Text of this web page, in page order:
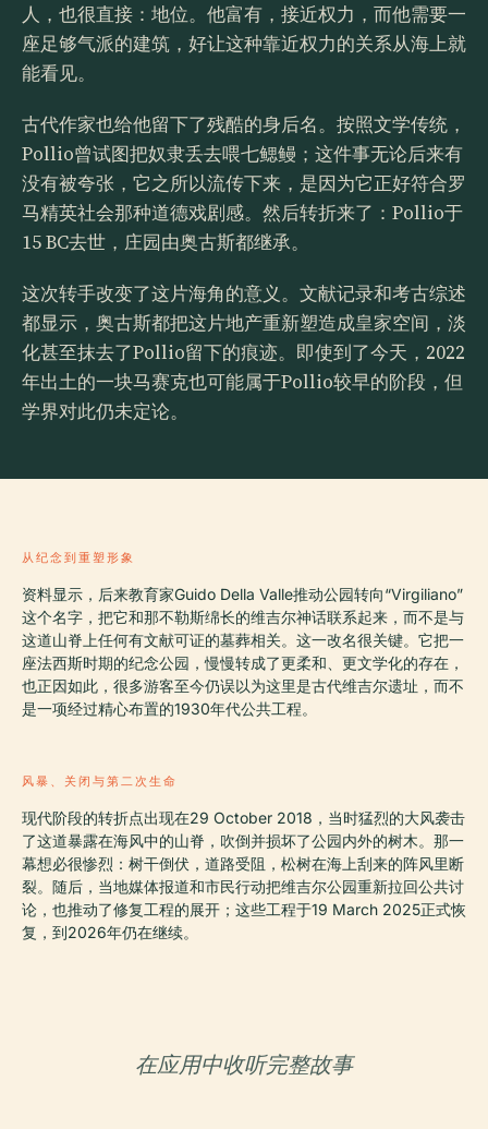
人，也很直接：地位。他富有，接近权力，而他需要一
座足够气派的建筑，好让这种靠近权力的关系从海上就
能看见。
古代作家也给他留下了残酷的身后名。按照文学传统，
Pollio曾试图把奴隶丢去喂七鳃鳗；这件事无论后来有
没有被夸张，它之所以流传下来，是因为它正好符合罗
马精英社会那种道德戏剧感。然后转折来了：Pollio于
15 BC去世，庄园由奥古斯都继承。
这次转手改变了这片海角的意义。文献记录和考古综述
都显示，奥古斯都把这片地产重新塑造成皇家空间，淡
化甚至抹去了Pollio留下的痕迹。即使到了今天，2022
年出土的一块马赛克也可能属于Pollio较早的阶段，但
学界对此仍未定论。
从纪念到重塑形象
资料显示，后来教育家Guido Della Valle推动公园转向“Virgiliano”
这个名字，把它和那不勒斯绵长的维吉尔神话联系起来，而不是与
这道山脊上任何有文献可证的墓葬相关。这一改名很关键。它把一
座法西斯时期的纪念公园，慢慢转成了更柔和、更文学化的存在，
也正因如此，很多游客至今仍误以为这里是古代维吉尔遗址，而不
是一项经过精心布置的1930年代公共工程。
风暴、关闭与第二次生命
现代阶段的转折点出现在29 October 2018，当时猛烈的大风袭击
了这道暴露在海风中的山脊，吹倒并损坏了公园内外的树木。那一
幕想必很惨烈：树干倒伏，道路受阻，松树在海上刮来的阵风里断
裂。随后，当地媒体报道和市民行动把维吉尔公园重新拉回公共讨
论，也推动了修复工程的展开；这些工程于19 March 2025正式恢
复，到2026年仍在继续。
在应用中收听完整故事